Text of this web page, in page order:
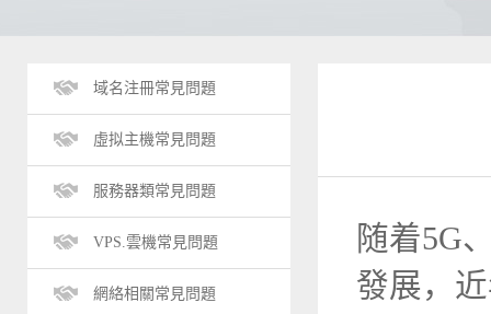
域名注冊常見問題
虛拟主機常見問題
服務器類常見問題
VPS.雲機常見問題
網絡相關常見問題
随着5G
發展，